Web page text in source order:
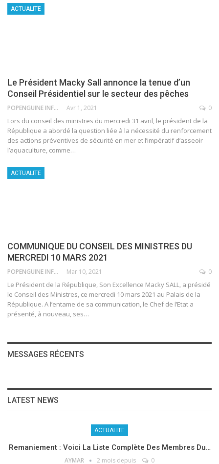
ACTUALITE
Le Président Macky Sall annonce la tenue d’un
Conseil Présidentiel sur le secteur des pêches
POPENGUINE INFO Avr 1, 2021 0
Lors du conseil des ministres du mercredi 31 avril, le président de la
République a abordé la question liée à la nécessité du renforcement
des actions préventives de sécurité en mer et l’impératif d’asseoir
l’aquaculture, comme…
ACTUALITE
COMMUNIQUE DU CONSEIL DES MINISTRES DU
MERCREDI 10 MARS 2021
POPENGUINE INFO Mar 10, 2021 0
Le Président de la République, Son Excellence Macky SALL, a présidé
le Conseil des Ministres, ce mercredi 10 mars 2021 au Palais de la
République. A l’entame de sa communication, le Chef de l’Etat a
présenté, à nouveau, ses…
MESSAGES RÉCENTS
LATEST NEWS
ACTUALITE
Remaniement : Voici La Liste Complète Des Membres Du…
AYMAR 2 mois depuis 0